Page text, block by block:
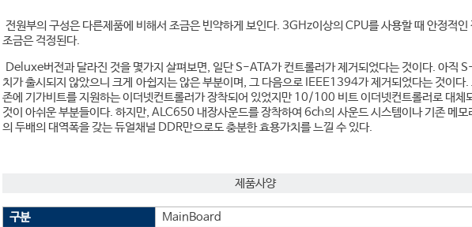
전원부의 구성은 다른제품에 비해서 조금은 빈약하게 보인다. 3GHz이상의 CPU를 사용할 때 안정적인
조금은 걱정된다.
Deluxe버전과 달라진 것을 몇가지 살펴보면, 일단 S-ATA가 컨트롤러가 제거되었다는 것이다. 아직
치가 출시되지 않았으니 크게 아쉽지는 않은 부분이며, 그 다음으로 IEEE1394가 제거되었다는 것이다.
존에 기가비트를 지원하는 이더넷컨트롤러가 장착되어 있었지만 10/100 비트 이더넷컨트롤러로 대체
것이 아쉬운 부분들이다. 하지만, ALC650 내장사운드를 장착하여 6ch의 사운드 시스템이나 기존 메모
의 두배의 대역폭을 갖는 듀얼채널 DDR만으로도 충분한 효용가치를 느낄 수 있다.
제품사양
구분
MainBoard